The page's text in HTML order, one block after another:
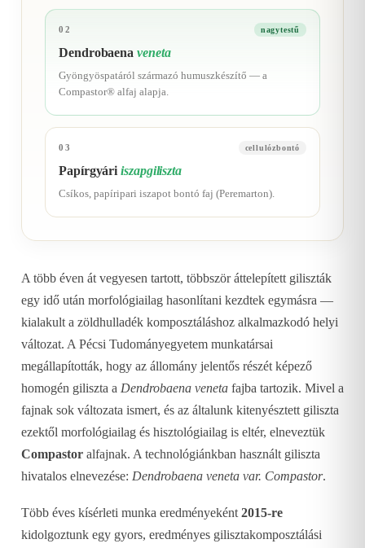
02 nagytestű
Dendrobaenaveneta
Gyöngyöspatáról származó humuszkészítő — a
Compastor® alfaj alapja.
03 cellulózbontó
Papírgyáriiszapgiliszta
Csíkos, papíripari iszapot bontó faj (Peremarton).
A több éven át vegyesen tartott, többször áttelepített giliszták
egy idő után morfológiailag hasonlítani kezdtek egymásra —
kialakult a zöldhulladék komposztáláshoz alkalmazkodó helyi
változat. A Pécsi Tudományegyetem munkatársai
megállapították, hogy az állomány jelentős részét képező
homogén giliszta a Dendrobaena veneta fajba tartozik. Mivel a
fajnak sok változata ismert, és az általunk kitenyésztett giliszta
ezektől morfológiailag és hisztológiailag is eltér, elneveztük
Compastor alfajnak. A technológiánkban használt giliszta
hivatalos elnevezése: Dendrobaena veneta var. Compastor.
Több éves kísérleti munka eredményeként 2015-re
kidolgoztunk egy gyors, eredményes gilisztakomposztálási